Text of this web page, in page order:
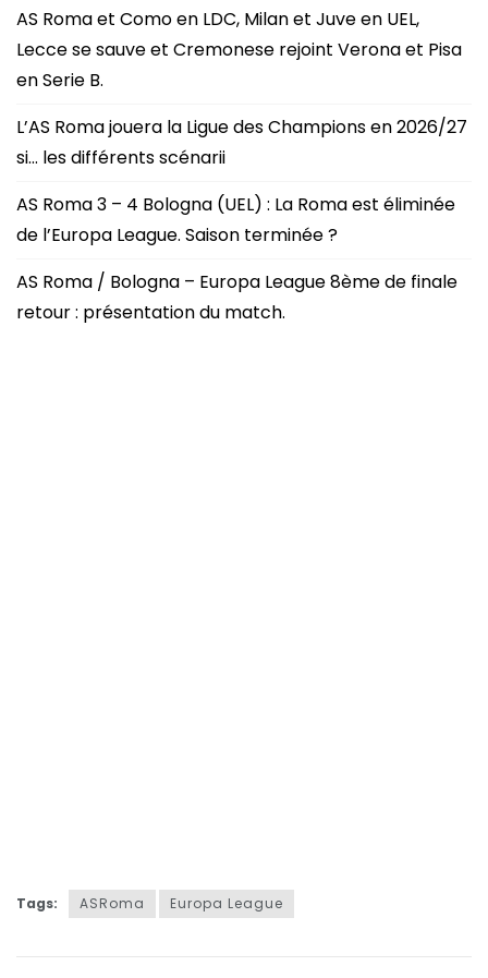
AS Roma et Como en LDC, Milan et Juve en UEL,
Lecce se sauve et Cremonese rejoint Verona et Pisa
en Serie B.
L’AS Roma jouera la Ligue des Champions en 2026/27
si… les différents scénarii
AS Roma 3 – 4 Bologna (UEL) : La Roma est éliminée
de l’Europa League. Saison terminée ?
AS Roma / Bologna – Europa League 8ème de finale
retour : présentation du match.
Tags: ASRoma Europa League